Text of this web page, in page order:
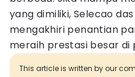
yang dimiliki, Selecao
mengakhiri penantian
meraih prestasi besar di
This article is written by our